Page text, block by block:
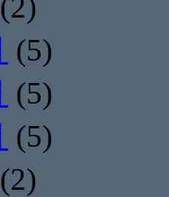
(5)
(5)
(5)
(2)